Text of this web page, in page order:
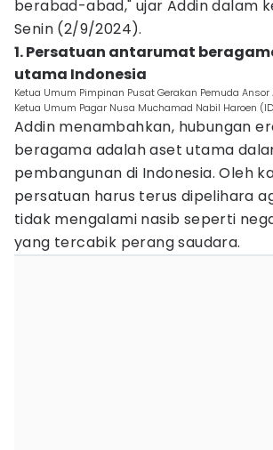
berabad-abad," ujar Addin dalam
Senin (2/9/2024).
1. Persatuan antarumat
utama Indonesia
Ketua Umum Pimpinan Pusat Gerakan Pemuda
Ketua Umum Pagar Nusa Muchamad Nabil Haroen
Addin menambahkan, hubungan
beragama adalah aset utama
pembangunan di Indonesia. Oleh
persatuan harus terus dipelihara
tidak mengalami nasib seperti
yang tercabik perang saudara.